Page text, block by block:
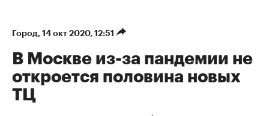
Город⁠, 14 окт 2020, 12:51
В Москве из-за пандемии не
откроется половина новых
ТЦ